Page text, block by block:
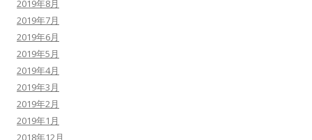
2019年8月
2019年7月
2019年6月
2019年5月
2019年4月
2019年3月
2019年2月
2019年1月
2018年12月